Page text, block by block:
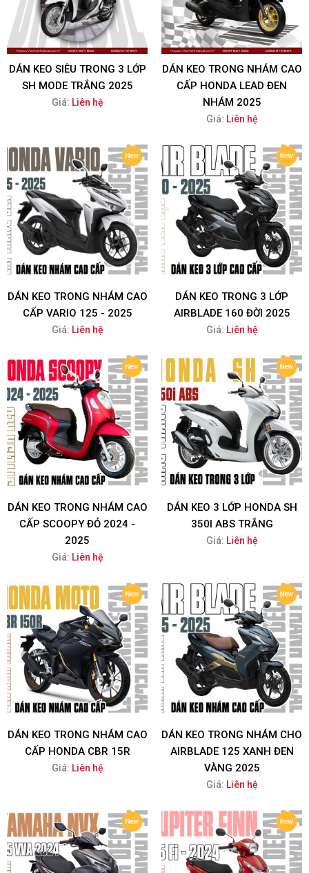
DÁN KEO SIÊU TRONG 3 LỚP
SH MODE TRẮNG 2025
Giá: Liên hệ
DÁN KEO TRONG NHÁM CAO
CẤP HONDA LEAD ĐEN
NHÁM 2025
Giá: Liên hệ
DÁN KEO TRONG NHÁM CAO
CẤP VARIO 125 - 2025
Giá: Liên hệ
DÁN KEO TRONG 3 LỚP
AIRBLADE 160 ĐỜI 2025
Giá: Liên hệ
DÁN KEO TRONG NHÁM CAO
CẤP SCOOPY ĐỎ 2024 -
2025
Giá: Liên hệ
DÁN KEO 3 LỚP HONDA SH
350I ABS TRẮNG
Giá: Liên hệ
DÁN KEO TRONG NHÁM CAO
CẤP HONDA CBR 15R
Giá: Liên hệ
DÁN KEO TRONG NHÁM CHO
AIRBLADE 125 XANH ĐEN
VÀNG 2025
Giá: Liên hệ